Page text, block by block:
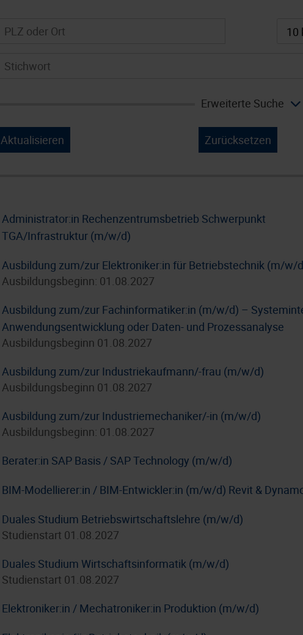
10
Erweiterte Suche
Aktualisieren Zurücksetzen
Administrator:in Rechenzentrumsbetrieb Schwerpunkt
TGA/Infrastruktur (m/w/d)
Ausbildung zum/zur Elektroniker:in für Betriebstechnik (m/w/
Ausbildungsbeginn: 01.08.2027
Ausbildung zum/zur Fachinformatiker:in (m/w/d) –
Anwendungsentwicklung oder Daten- und Prozessanalyse
Ausbildungsbeginn 01.08.2027
Ausbildung zum/zur Industriekaufmann/-frau (m/w/d)
Ausbildungsbeginn 01.08.2027
Ausbildung zum/zur Industriemechaniker/-in (m/w/d)
Ausbildungsbeginn: 01.08.2027
Berater:in SAP Basis / SAP Technology (m/w/d)
BIM-Modellierer:in / BIM-Entwickler:in (m/w/d) Revit &
Duales Studium Betriebswirtschaftslehre (m/w/d)
Studienstart 01.08.2027
Duales Studium Wirtschaftsinformatik (m/w/d)
Studienstart 01.08.2027
Elektroniker:in / Mechatroniker:in Produktion (m/w/d)